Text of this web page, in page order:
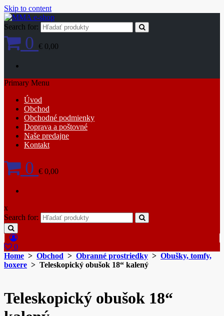
Skip to content
Search for:
0 € 0,00
Primary Menu
Úvod
Obchod
Obchodné podmienky
Doprava a poštovné
Naše predajne
Kontakt
0 € 0,00
x
Search for:
0
Home > Obchod > Obranné prostriedky > Obušky, tomfy,
boxere > Teleskopický obušok 18“ kalený
Teleskopický obušok 18“